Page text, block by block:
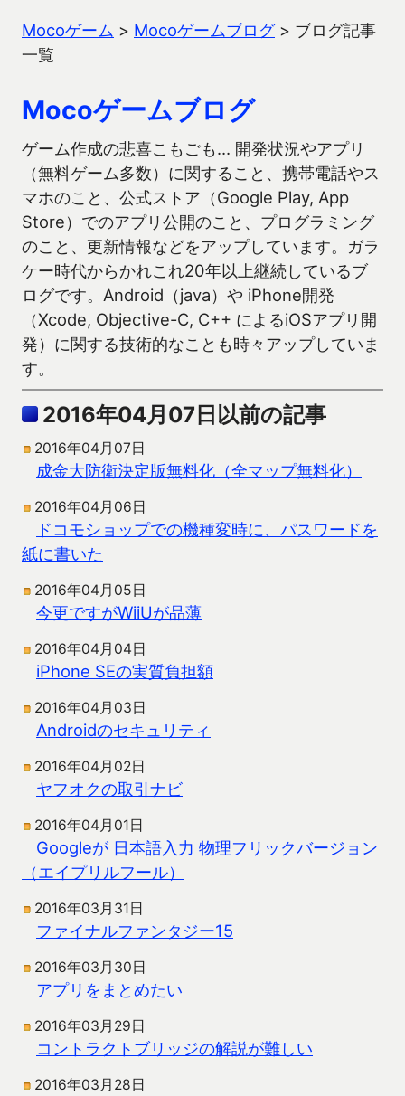
Mocoゲーム > Mocoゲームブログ> ブログ記事
一覧
Mocoゲームブログ
ゲーム作成の悲喜こもごも… 開発状況やアプリ
（無料ゲーム多数）に関すること、携帯電話やス
マホのこと、公式ストア（Google Play, App
Store）でのアプリ公開のこと、プログラミング
のこと、更新情報などをアップしています。ガラ
ケー時代からかれこれ20年以上継続しているブ
ログです。Android（java）や iPhone開発
（Xcode, Objective-C, C++ によるiOSアプリ開
発）に関する技術的なことも時々アップしていま
す。
2016年04月07日以前の記事
2016年04月07日
成金大防衛決定版無料化（全マップ無料化）
2016年04月06日
ドコモショップでの機種変時に、パスワードを
紙に書いた
2016年04月05日
今更ですがWiiUが品薄
2016年04月04日
iPhone SEの実質負担額
2016年04月03日
Androidのセキュリティ
2016年04月02日
ヤフオクの取引ナビ
2016年04月01日
Googleが 日本語入力 物理フリックバージョン
（エイプリルフール）
2016年03月31日
ファイナルファンタジー15
2016年03月30日
アプリをまとめたい
2016年03月29日
コントラクトブリッジの解説が難しい
2016年03月28日